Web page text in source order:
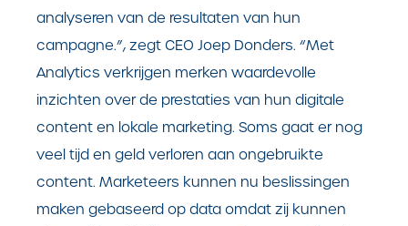
analyseren van de resultaten van hun
campagne.”, zegt CEO Joep Donders. “Met
Analytics verkrijgen merken waardevolle
inzichten over de prestaties van hun digitale
content en lokale marketing. Soms gaat er nog
veel tijd en geld verloren aan ongebruikte
content. Marketeers kunnen nu beslissingen
maken gebaseerd op data omdat zij kunnen